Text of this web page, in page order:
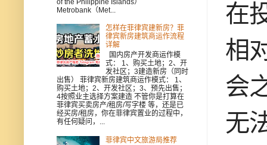
在
相
会
无
Metrobank（Met...
怎样在菲律宾建新房？菲
律宾新房建筑商运作流程
详解
国内房产开发商运作模
式： 1、购买土地；2、开
发社区；3建造新房（同时
出售） 菲律宾新房建筑商运作模式： 1、
购买土地；2、开发社区；3、预先出售；
4按照业主选择方案建造 不管你是打算在
菲律宾买卖房产/租房/写字楼 等，还是已
经买房/租房，你在菲律宾置业的过程中，
有任何疑问，...
菲律宾中文旅游局推荐